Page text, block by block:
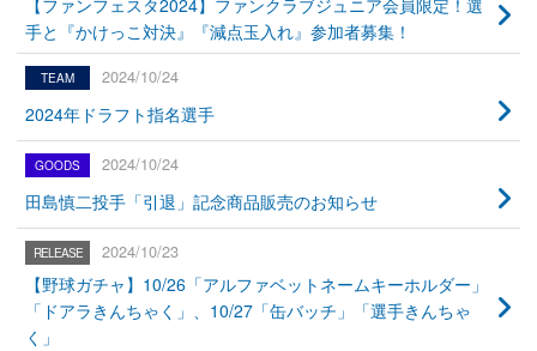
【ファンフェスタ2024】ファンクラブジュニア会員限定！選
手と『かけっこ対決』『減点玉入れ』参加者募集！
2024/10/24
2024年ドラフト指名選手
2024/10/24
田島慎二投手「引退」記念商品販売のお知らせ
2024/10/23
【野球ガチャ】10/26「アルファベットネームキーホルダー」
「ドアラきんちゃく」、10/27「缶バッチ」「選手きんちゃ
く」